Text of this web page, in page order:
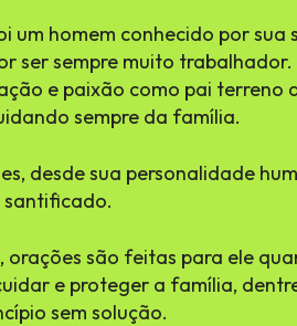
um homem conhecido por sua
ser sempre muito trabalhador.
e paixão como pai terreno
sempre da família.
desde sua personalidade
santificado.
orações são feitas para ele
e proteger a família,
sem solução.